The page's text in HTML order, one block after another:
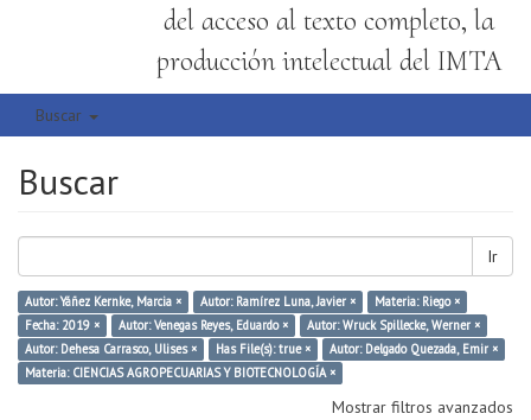
del acceso al texto completo, la
producción intelectual del IMTA
Buscar
Buscar
Ir
Autor: Yáñez Kernke, Marcia × Autor: Ramírez Luna, Javier ×
Materia: Riego ×
Fecha: 2019 ×
Autor: Venegas Reyes, Eduardo ×
Autor: Wruck Spillecke, Werner ×
Autor: Dehesa Carrasco, Ulises ×
Has File(s): true ×
Autor: Delgado Quezada, Emir ×
Materia: CIENCIAS AGROPECUARIAS Y BIOTECNOLOGÍA ×
Mostrar filtros avanzados